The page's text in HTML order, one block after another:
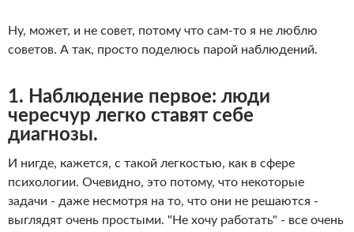
Ну, может, и не совет, потому что сам-то я не люблю
советов. А так, просто поделюсь парой наблюдений.
1. Наблюдение первое: люди
чересчур легко ставят себе
диагнозы.
И нигде, кажется, с такой легкостью, как в сфере
психологии. Очевидно, это потому, что некоторые
задачи - даже несмотря на то, что они не решаются -
выглядят очень простыми. "Не хочу работать" - все очень